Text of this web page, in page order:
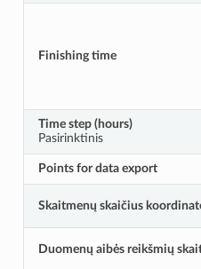
Finishing time
Time step (hours)
Pasirinktinis
Points for data export
Skaitmenų skaičius
Duomenų aibės reikšmių